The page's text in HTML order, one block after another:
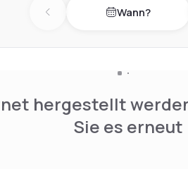
Previous day Wann?
hergestellt
Sie es erneut